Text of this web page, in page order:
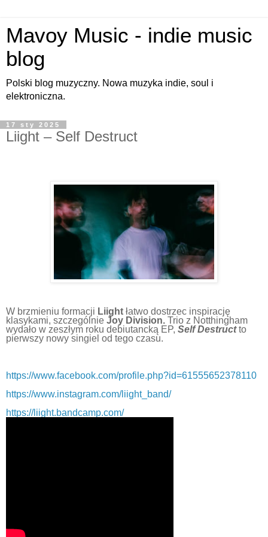
Mavoy Music - indie music
blog
Polski blog muzyczny. Nowa muzyka indie, soul i
elektroniczna.
17 sty 2025
Liight – Self Destruct
W brzmieniu formacji Liight łatwo dostrzec inspirację
klasykami, szczególnie Joy Division. Trio z Notthingham
wydało w zeszłym roku debiutancką EP, Self Destructto
pierwszy nowy singiel od tego czasu.
https://www.facebook.com/profile.php?id=61555652378110
https://www.instagram.com/liight_band/
https://liight.bandcamp.com/